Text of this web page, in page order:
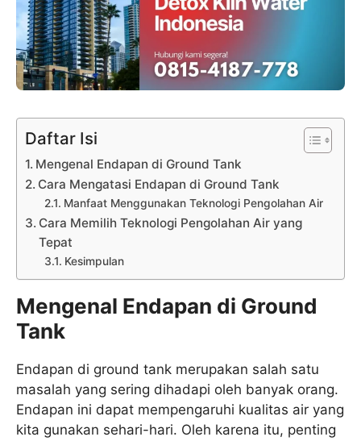
Daftar Isi
Mengenal Endapan di Ground Tank
Cara Mengatasi Endapan di Ground Tank
Manfaat Menggunakan Teknologi Pengolahan Air
Cara Memilih Teknologi Pengolahan Air yang
Tepat
Kesimpulan
Mengenal Endapan di Ground
Tank
Endapan di ground tank merupakan salah satu
masalah yang sering dihadapi oleh banyak orang.
Endapan ini dapat mempengaruhi kualitas air yang
kita gunakan sehari-hari. Oleh karena itu, penting